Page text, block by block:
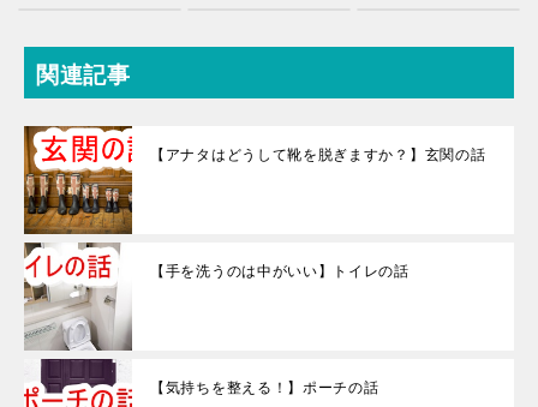
関連記事
【アナタはどうして靴を脱ぎますか？】玄関の話
【手を洗うのは中がいい】トイレの話
【気持ちを整える！】ポーチの話